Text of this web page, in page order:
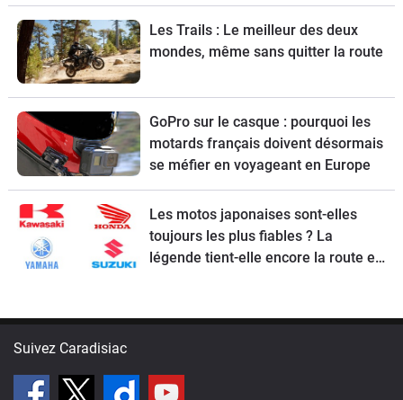
Les Trails : Le meilleur des deux
mondes, même sans quitter la route
GoPro sur le casque : pourquoi les
motards français doivent désormais
se méfier en voyageant en Europe
Les motos japonaises sont-elles
toujours les plus fiables ? La
légende tient-elle encore la route en
Suivez Caradisiac